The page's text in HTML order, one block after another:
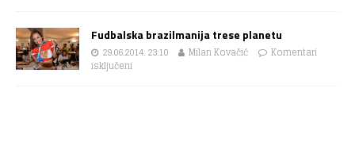
Fudbalska brazilmanija trese planetu
29.06.2014. 23:10 Milan Kovačić
Komentari
isključeni